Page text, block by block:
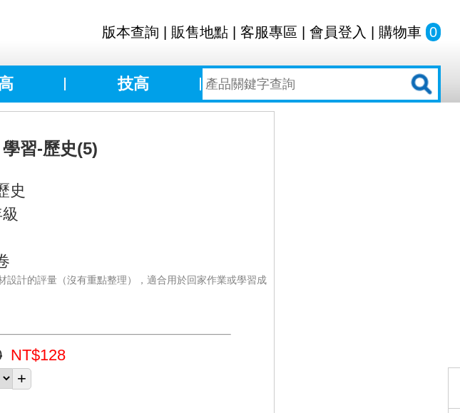
版本查詢 販售地點 客服專區 會員登入 購物車 0
技高
習-歷史(5)
史
設計的評量（沒有重點整理），適合用於回家作業或學習成
NT$128